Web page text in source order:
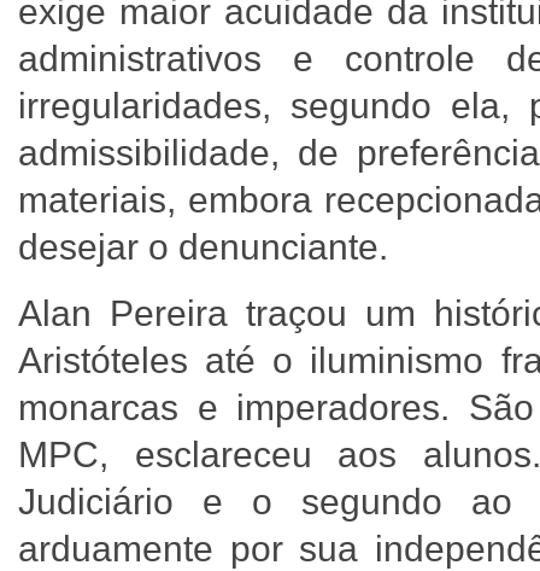
exige maior acuidade da
administrativos e controle
irregularidades, segundo
admissibilidade, de
materiais, embora
desejar o denunciante.
Alan Pereira traçou um
Aristóteles até o iluminismo
monarcas e imperadores.
MPC, esclareceu aos
Judiciário e o segundo ao
arduamente por sua